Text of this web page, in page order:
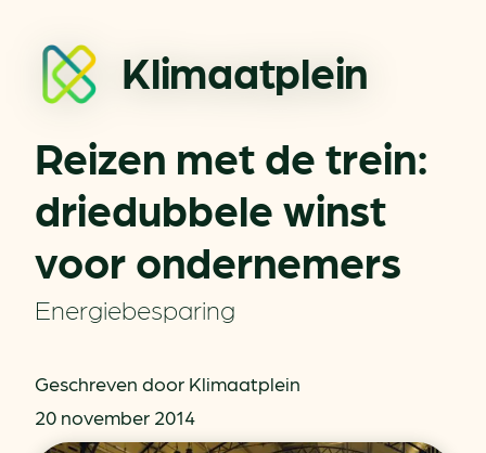
Klimaatplein
Reizen met de trein:
driedubbele winst
voor ondernemers
Energiebesparing
Geschreven door Klimaatplein
20 november 2014